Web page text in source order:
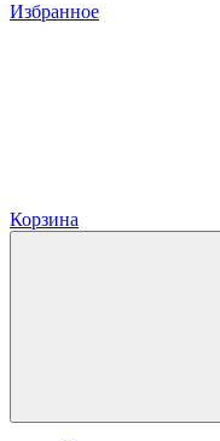
Избранное
Корзина